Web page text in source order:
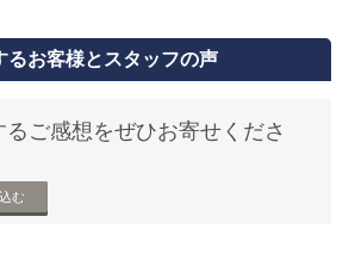
るお客様とスタッフの声
ご感想をぜひお寄せくださ
む